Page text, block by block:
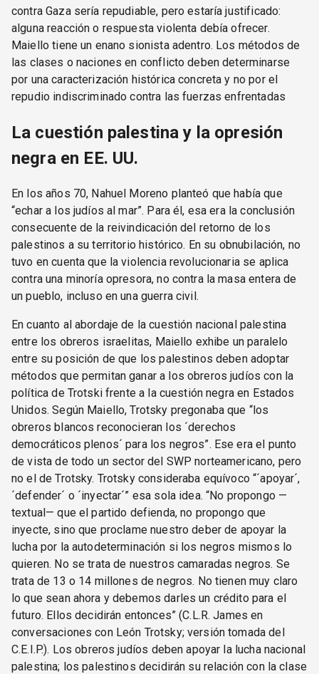
contra Gaza sería repudiable, pero estaría justificado:
alguna reacción o respuesta violenta debía ofrecer.
Maiello tiene un enano sionista adentro. Los métodos de
las clases o naciones en conflicto deben determinarse
por una caracterización histórica concreta y no por el
repudio indiscriminado contra las fuerzas enfrentadas
La cuestión palestina y la opresión
negra en EE. UU.
En los años 70, Nahuel Moreno planteó que había que
“echar a los judíos al mar”. Para él, esa era la conclusión
consecuente de la reivindicación del retorno de los
palestinos a su territorio histórico. En su obnubilación, no
tuvo en cuenta que la violencia revolucionaria se aplica
contra una minoría opresora, no contra la masa entera de
un pueblo, incluso en una guerra civil.
En cuanto al abordaje de la cuestión nacional palestina
entre los obreros israelitas, Maiello exhibe un paralelo
entre su posición de que los palestinos deben adoptar
métodos que permitan ganar a los obreros judíos con la
política de Trotski frente a la cuestión negra en Estados
Unidos. Según Maiello, Trotsky pregonaba que “los
obreros blancos reconocieran los ´derechos
democráticos plenos´ para los negros”. Ese era el punto
de vista de todo un sector del SWP norteamericano, pero
no el de Trotsky. Trotsky consideraba equívoco “´apoyar´,
´defender´ o ´inyectar´” esa sola idea. “No propongo —
textual— que el partido defienda, no propongo que
inyecte, sino que proclame nuestro deber de apoyar la
lucha por la autodeterminación si los negros mismos lo
quieren. No se trata de nuestros camaradas negros. Se
trata de 13 o 14 millones de negros. No tienen muy claro
lo que sean ahora y debemos darles un crédito para el
futuro. Ellos decidirán entonces” (C.L.R. James en
conversaciones con León Trotsky; versión tomada del
C.E.I.P.). Los obreros judíos deben apoyar la lucha nacional
palestina; los palestinos decidirán su relación con la clase